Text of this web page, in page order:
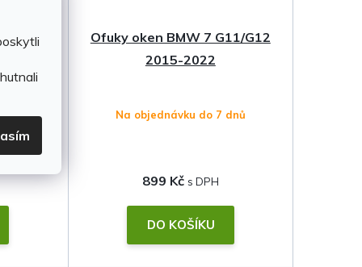
G11
Ofuky oken BMW 7 G11/G12
2015-2022
Na objednávku do 7 dnů
899 Kč
DO KOŠÍKU